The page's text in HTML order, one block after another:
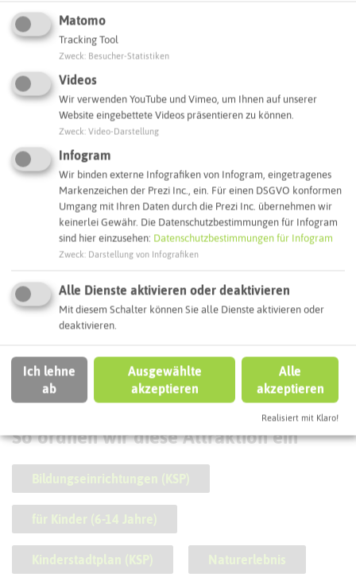
ATTRAKTIONEN IN DER UMGEBUNG
Was ihr hier noch erleben könnt
HERTEN
Fahrrad-Reparaturstation
Feldstraße/Allee des Wandels
So ordnen wir diese Attraktion ein
Bildungseinrichtungen (KSP)
für Kinder (6-14 Jahre)
Kinderstadtplan (KSP) Naturerlebnis
Matomo
Tracking Tool
Zweck Besucher-Statistiken
Videos
Wir verwenden YouTube und Vimeo, um Ihnen auf unserer
Website eingebettete Videos präsentieren zu können.
Zweck Video-Darstellung
Infogram
Wir binden externe Infografiken von Infogram, eingetragenes
Markenzeichen der Prezi Inc., ein. Für einen DSGVO konformen
Umgang mit Ihren Daten durch die Prezi Inc. übernehmen wir
keinerlei Gewähr. Die Datenschutzbestimmungen für Infogram
sind hier einzusehen: Datenschutzbestimmungen für Infogram
Zweck Darstellung von Infografiken
Alle Dienste aktivieren oder deaktivieren
Mit diesem Schalter können Sie alle Dienste aktivieren oder
deaktivieren.
Ich lehne
ab
Ausgewählte
akzeptieren
Alle
akzeptieren
Realisiert mit Klaro!